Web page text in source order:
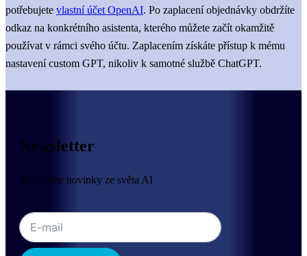
potřebujete vlastní účet OpenAI. Po zaplacení objednávky obdržíte
odkaz na konkrétního asistenta, kterého můžete začít okamžitě
používat v rámci svého účtu. Zaplacením získáte přístup k mému
nastavení custom GPT, nikoliv k samotné službě ChatGPT.
Newsletter
Získávejte novinky ze světa AI